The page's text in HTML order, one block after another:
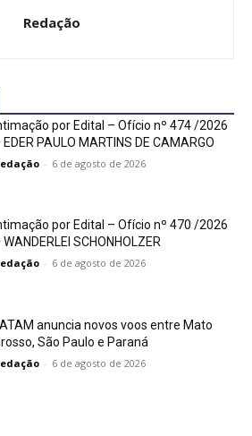
Redação
por Edital – Ofício nº 474 /2026
EDER PAULO MARTINS DE CAMARGO
- 6 de agosto de 2026
por Edital – Ofício nº 470 /2026
WANDERLEI SCHONHOLZER
- 6 de agosto de 2026
anuncia novos voos entre Mato
São Paulo e Paraná
- 6 de agosto de 2026